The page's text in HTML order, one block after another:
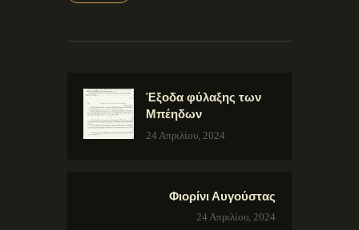
Έξοδα φύλαξης των
Μπέηδων
24 Απριλίου, 2024
Φιορίνι Αυγούστας
24 Απριλίου, 2024